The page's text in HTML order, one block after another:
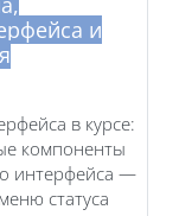
и
в курсе:
компоненты
интерфейса —
статуса